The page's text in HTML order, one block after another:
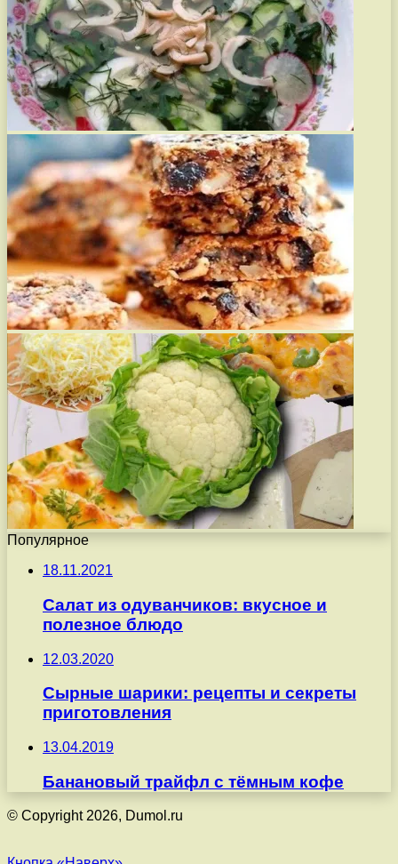
Популярное
18.11.2021
Салат из одуванчиков: вкусное и
полезное блюдо
12.03.2020
Сырные шарики: рецепты и секреты
приготовления
13.04.2019
Банановый трайфл с тёмным кофе
© Copyright 2026, Dumol.ru